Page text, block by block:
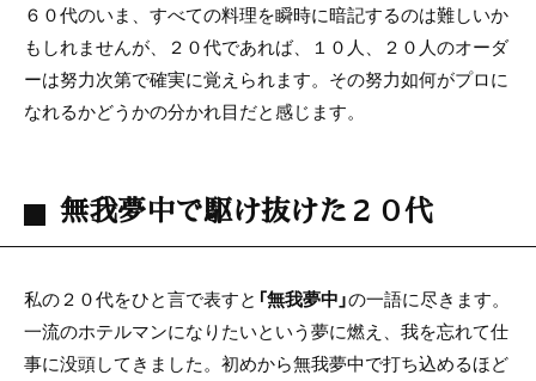
６０代のいま、すべての料理を瞬時に暗記するのは難しいか
もしれませんが、２０代であれば、１０人、２０人のオーダ
ーは努力次第で確実に覚えられます。その努力如何がプロに
なれるかどうかの分かれ目だと感じます。
無我夢中で駆け抜けた２０代
私の２０代をひと言で表すと 「無我夢中」の一語に尽きます。
一流のホテルマンになりたいという夢に燃え、我を忘れて仕
事に没頭してきました。初めから無我夢中で打ち込めるほど